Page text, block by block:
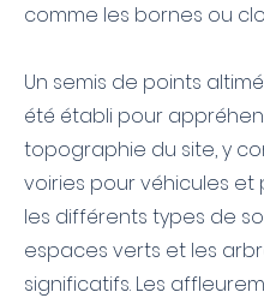
comme les bornes ou
Un semis de points
été établi pour
topographie du site, y
voiries pour véhicules et
les différents types de
espaces verts et les
significatifs. Les